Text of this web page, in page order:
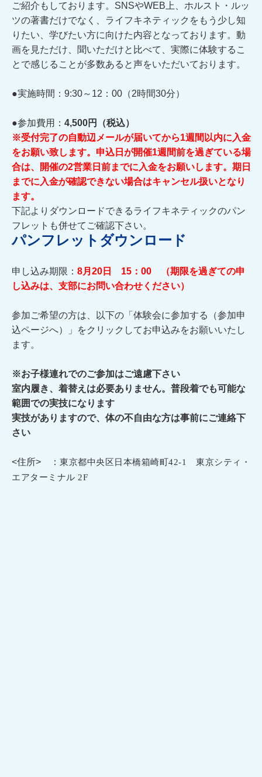
ご紹介もしております。SNSやWEB上、ホルスト・ルッ
ツの著書だけでなく、ライフキネティックをもう少し知
りたい、学びたい方に向けた内容となっております。動
画を見ただけ、聞いただけと比べて、実際に体験するこ
とで感じることが多数あると声をいただいております。
●実施時間：9:30～12：00（2時間30分）
●参加費用： 4,500円（税込）
※受付完了の自動辺メールが届いてから1週間以内に入金
をお願い致します。申込日が開催1週間前を過ぎている場
合は、開催の2営業日前までに入金をお願いします。期日
までに入金が確認できない場合はキャンセル扱いとなり
ます。
下記よりダウンロードできるライフキネティックのパン
フレットも併せてご確認下さい。
パンフレットダウンロード
申し込み期限： 8月20日 15：00 （期限を過ぎての申
し込みは、支部にお問い合わせください）
参加ご希望の方は、以下の「体験会に参加する（参加申
込ページへ）」をクリックしてお申込みをお願いいたし
ます。
※お子様連れでのご参加はご遠慮下さい
室内履き、着替えは必要ありません。普段着でも可能な
範囲での実技になります
実技がありますので、体の不自由な方は事前にご連絡下
さい
<住所> ： 東京都中央区日本橋箱崎町42-1 東京シティ・
エアターミナル 2F